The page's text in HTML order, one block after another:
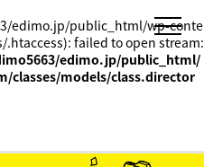
edimo.jp/public_html/wp-conte
failed to open stream:
edimo.jp/public_html/
models/class.director